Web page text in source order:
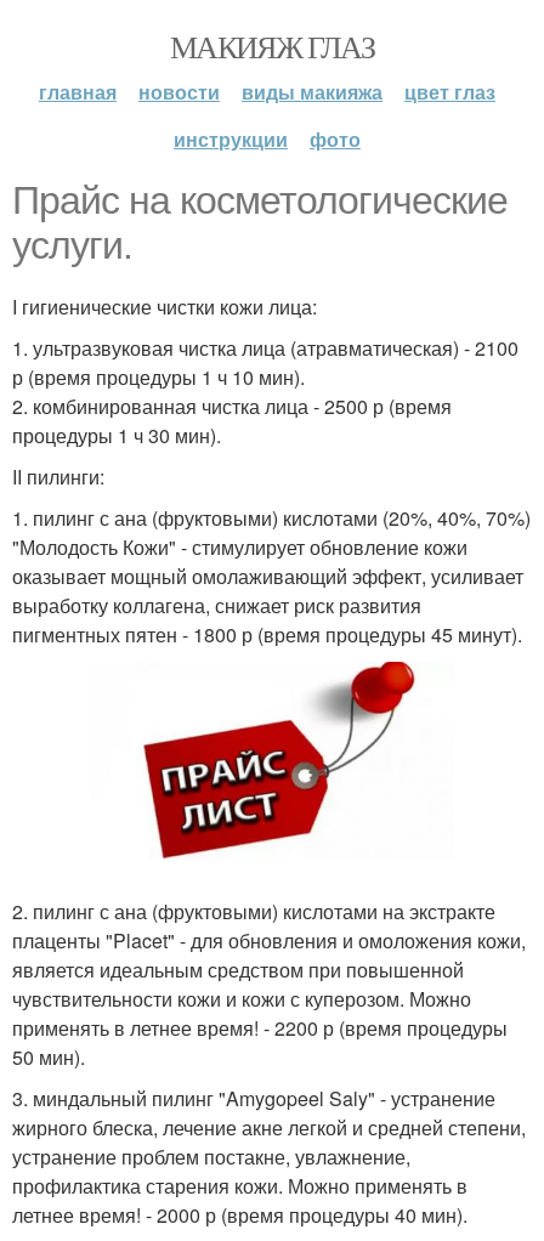
МАКИЯЖ ГЛАЗ
главная новости виды макияжа
цвет глаз
инструкции
фото
Прайс на косметологические
услуги.
I гигиенические чистки кожи лица:
1. ультразвуковая чистка лица (атравматическая) - 2100
р (время процедуры 1 ч 10 мин).
2. комбинированная чистка лица - 2500 р (время
процедуры 1 ч 30 мин).
II пилинги:
1. пилинг с ана (фруктовыми) кислотами (20%, 40%, 70%)
"Молодость Кожи" - стимулирует обновление кожи
оказывает мощный омолаживающий эффект, усиливает
выработку коллагена, снижает риск развития
пигментных пятен - 1800 р (время процедуры 45 минут).
2. пилинг с ана (фруктовыми) кислотами на экстракте
плаценты "Placet" - для обновления и омоложения кожи,
является идеальным средством при повышенной
чувствительности кожи и кожи с куперозом. Можно
применять в летнее время! - 2200 р (время процедуры
50 мин).
3. миндальный пилинг "Amygopeel Saly" - устранение
жирного блеска, лечение акне легкой и средней степени,
устранение проблем постакне, увлажнение,
профилактика старения кожи. Можно применять в
летнее время! - 2000 р (время процедуры 40 мин).